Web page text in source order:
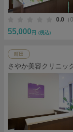
0.0 （
55,000 円 (税込)
町田
さやか美容クリニッ